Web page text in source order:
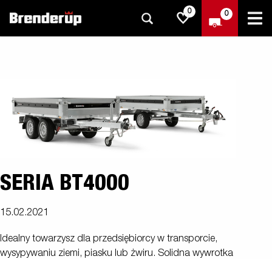
0 0
SERIA BT4000
15.02.2021
Idealny towarzysz dla przedsiębiorcy w transporcie,
wysypywaniu ziemi, piasku lub żwiru. Solidna wywrotka